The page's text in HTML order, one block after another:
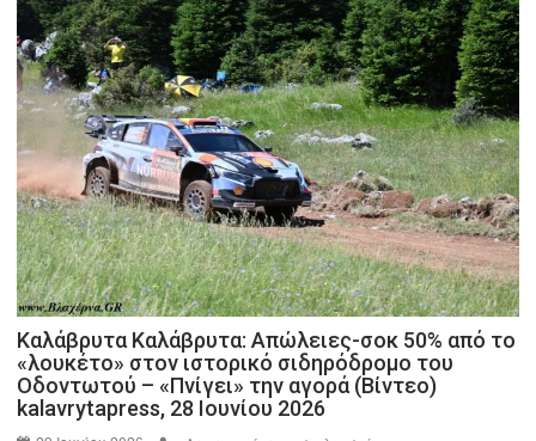
αρέσει
στου
Αρκάδες
Καλάβρυτα Καλάβρυτα: Απώλειες-σοκ 50% από το
«λουκέτο» στον ιστορικό σιδηρόδρομο του
Οδοντωτού – «Πνίγει» την αγορά (Βίντεο)
kalavrytapress, 28 Ιουνίου 2026